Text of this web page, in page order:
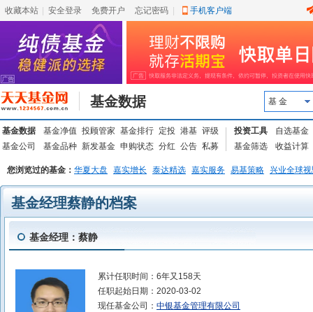
收藏本站 安全登录 免费开户 忘记密码 手机客户端
基金数据 基 金
基金数据 基金净值 投顾管家 基金排行 定投 港基 评级
基金公司
基金品种 新发基金 申购状态 分红 公告 私募
投资工具
自选基金
基金筛选
收益计算
您浏览过的基金： 华夏大盘 嘉实增长 泰达精选 嘉实服务 易基策略 兴业全球
基金经理蔡静的档案
基金经理：蔡静
累计任职时间： 6年又158天
任职起始日期： 2020-03-02
现任基金公司： 中银基金管理有限公司